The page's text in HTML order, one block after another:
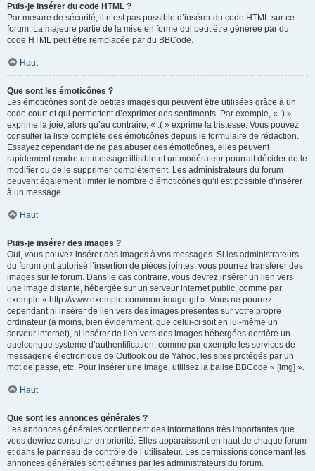
Puis-je insérer du code HTML ?
Par mesure de sécurité, il n’est pas possible d’insérer du code HTML sur ce
forum. La majeure partie de la mise en forme qui peut être générée par du
code HTML peut être remplacée par du BBCode.
Haut
Que sont les émoticônes ?
Les émoticônes sont de petites images qui peuvent être utilisées grâce à un
code court et qui permettent d’exprimer des sentiments. Par exemple, « :) »
exprime la joie, alors qu’au contraire, « :( » exprime la tristesse. Vous pouvez
consulter la liste complète des émoticônes depuis le formulaire de rédaction.
Essayez cependant de ne pas abuser des émoticônes, elles peuvent
rapidement rendre un message illisible et un modérateur pourrait décider de le
modifier ou de le supprimer complètement. Les administrateurs du forum
peuvent également limiter le nombre d’émoticônes qu’il est possible d’insérer
à un message.
Haut
Puis-je insérer des images ?
Oui, vous pouvez insérer des images à vos messages. Si les administrateurs
du forum ont autorisé l’insertion de pièces jointes, vous pourrez transférer des
images sur le forum. Dans le cas contraire, vous devrez insérer un lien vers
une image distante, hébergée sur un serveur internet public, comme par
exemple « http://www.exemple.com/mon-image.gif ». Vous ne pourrez
cependant ni insérer de lien vers des images présentes sur votre propre
ordinateur (à moins, bien évidemment, que celui-ci soit en lui-même un
serveur internet), ni insérer de lien vers des images hébergées derrière un
quelconque système d’authentification, comme par exemple les services de
messagerie électronique de Outlook ou de Yahoo, les sites protégés par un
mot de passe, etc. Pour insérer une image, utilisez la balise BBCode « [img] ».
Haut
Que sont les annonces générales ?
Les annonces générales contiennent des informations très importantes que
vous devriez consulter en priorité. Elles apparaissent en haut de chaque forum
et dans le panneau de contrôle de l’utilisateur. Les permissions concernant les
annonces générales sont définies par les administrateurs du forum.